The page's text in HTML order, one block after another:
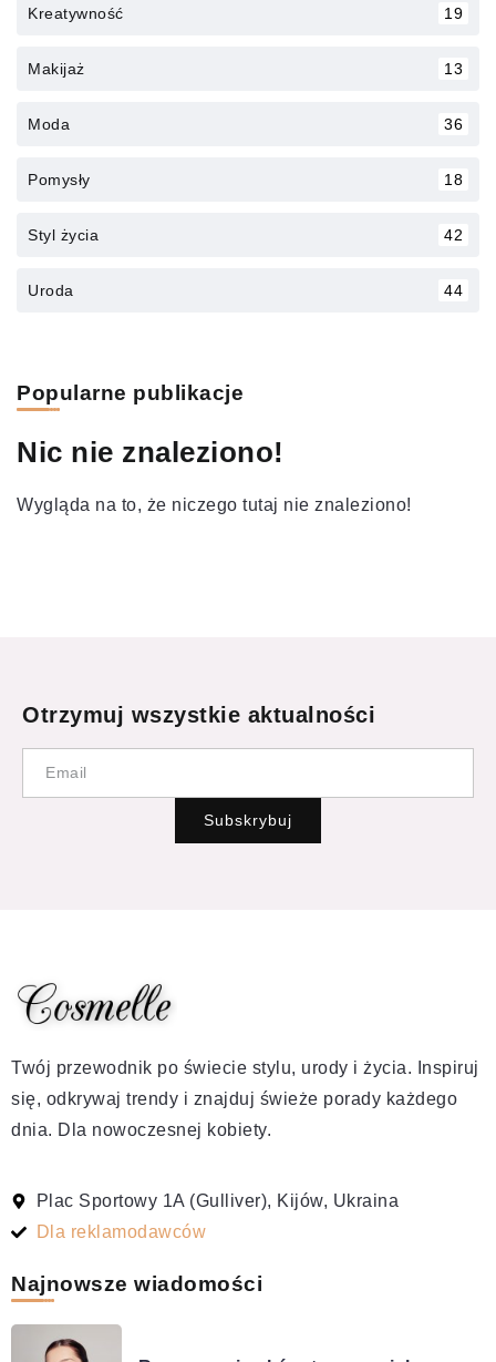
Kreatywność 19
Makijaż 13
Moda 36
Pomysły 18
Styl życia 42
Uroda 44
Popularne publikacje
Nic nie znaleziono!
Wygląda na to, że niczego tutaj nie znaleziono!
Otrzymuj wszystkie aktualności
Subskrybuj
Twój przewodnik po świecie stylu, urody i życia. Inspiruj
się, odkrywaj trendy i znajduj świeże porady każdego
dnia. Dla nowoczesnej kobiety.
Plac Sportowy 1A (Gulliver), Kijów, Ukraina
Dla reklamodawców
Najnowsze wiadomości